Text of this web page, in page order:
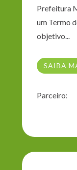
Prefeitura
um Termo
objetivo...
SAIBA
Parceiro: